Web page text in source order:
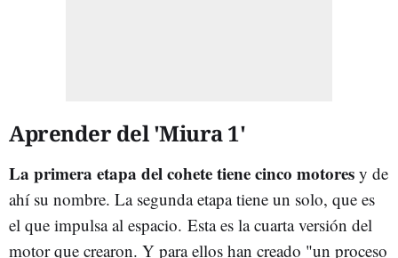
Aprender del 'Miura 1'
La primera etapa del cohete tiene cinco motores y de
ahí su nombre. La segunda etapa tiene un solo, que es
el que impulsa al espacio. Esta es la cuarta versión del
motor que crearon. Y para ellos han creado "un proceso